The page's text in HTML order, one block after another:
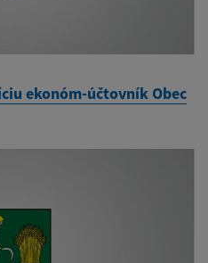
ekonóm-účtovník Obec